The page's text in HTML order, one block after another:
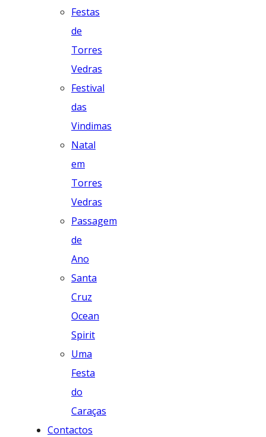
Festas
de
Torres
Vedras
Festival
das
Vindimas
Natal
em
Torres
Vedras
Passagem
de
Ano
Santa
Cruz
Ocean
Spirit
Uma
Festa
do
Caraças
Contactos